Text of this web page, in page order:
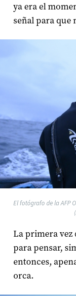
ya era el
señal para que
El fotógrafo de la AFP
La primera vez
para pensar,
entonces,
orca.